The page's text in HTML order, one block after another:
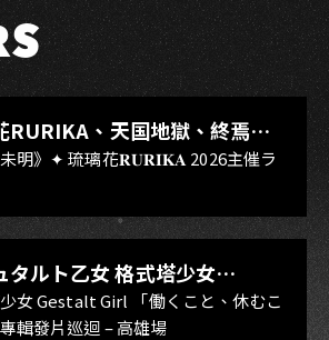
小庫
RURIKA、天国地獄、終焉
、DUALIA、無我夢中、花奏
（O.A.）
未明》✦ 琉璃花𝐑𝐔𝐑𝐈𝐊𝐀 2026主催ラ
小庫
タルト乙女 格式塔少女
Girl
女 Gestalt Girl 「働くこと、休むこ
輯發片巡迴 – 高雄場